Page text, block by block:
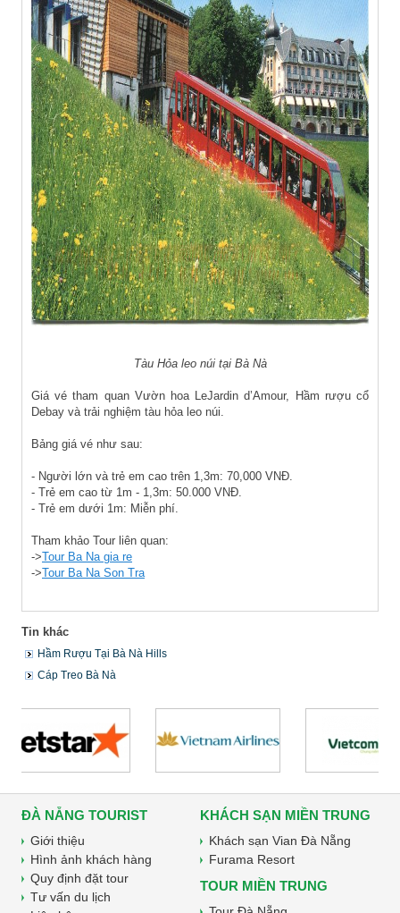
Tàu Hỏa leo núi tại Bà Nà
Giá vé tham quan Vườn hoa LeJardin d’Amour, Hầm rượu cổ
Debay và trải nghiệm tàu hỏa leo núi.
Bảng giá vé như sau:
- Người lớn và trẻ em cao trên 1,3m: 70,000 VNĐ.
- Trẻ em cao từ 1m - 1,3m: 50.000 VNĐ.
- Trẻ em dưới 1m: Miễn phí.
Tham khảo Tour liên quan:
->Tour Ba Na gia re
->Tour Ba Na Son Tra
Tin khác
Hầm Rượu Tại Bà Nà Hills
Cáp Treo Bà Nà
ĐÀ NẴNG TOURIST
Giới thiệu
Hình ảnh khách hàng
Quy định đặt tour
Tư vấn du lịch
KHÁCH SẠN MIỀN TRUNG
Khách sạn Vian Đà Nẵng
Furama Resort
TOUR MIỀN TRUNG